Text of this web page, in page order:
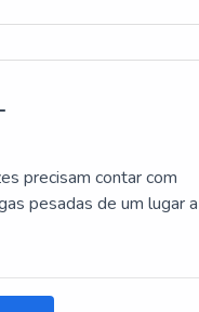
precisam contar com
pesadas de um lugar a